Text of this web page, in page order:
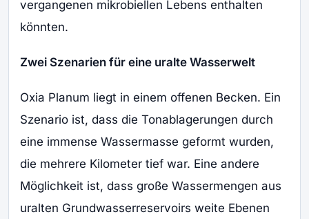
vergangenen mikrobiellen Lebens enthalten
könnten.
Zwei Szenarien für eine uralte Wasserwelt
Oxia Planum liegt in einem offenen Becken. Ein
Szenario ist, dass die Tonablagerungen durch
eine immense Wassermasse geformt wurden,
die mehrere Kilometer tief war. Eine andere
Möglichkeit ist, dass große Wassermengen aus
uralten Grundwasserreservoirs weite Ebenen